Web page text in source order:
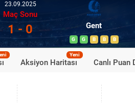
23.09.2025
Maç Sonu
1 - 0 Gent
G G B B B
Aksiyon Haritası
Yeni
Canlı Puan